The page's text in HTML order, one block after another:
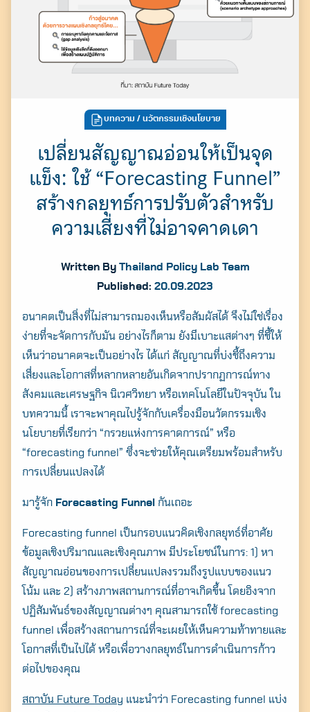
บทความ / นวัตกรรมเชิงนโยบาย
เปลี่ยนสัญญาณอ่อนให้เป็นจุด
แข็ง: ใช้ “Forecasting Funnel”
สร้างกลยุทธ์การปรับตัวสำหรับ
ความเสี่ยงที่ไม่อาจคาดเดา
Written By Thailand Policy Lab Team
Published: 20.09.2023
อนาคตเป็นสิ่งที่ไม่สามารถมองเห็นหรือสัมผัสได้ จึงไม่ใช่เรื่อง
ง่ายที่จะจัดการกับมัน อย่างไรก็ตาม ยังมีเบาะแสต่างๆ ที่ชี้ให้
เห็นว่าอนาคตจะเป็นอย่างไร ได้แก่ สัญญาณที่บ่งชี้ถึงความ
เสี่ยงและโอกาสที่หลากหลายอันเกิดจากปรากฏการณ์ทาง
สังคมและเศรษฐกิจ นิเวศวิทยา หรือเทคโนโลยีในปัจจุบัน ใน
บทความนี้ เราจะพาคุณไปรู้จักกับเครื่องมือนวัตกรรมเชิง
นโยบายที่เรียกว่า “กรวยแห่งการคาดการณ์” หรือ
“forecasting funnel” ซึ่งจะช่วยให้คุณเตรียมพร้อมสำหรับ
การเปลี่ยนแปลงได้
มารู้จัก Forecasting Funnel กันเถอะ
Forecasting funnel เป็นกรอบแนวคิดเชิงกลยุทธ์ที่อาศัย
ข้อมูลเชิงปริมาณและเชิงคุณภาพ มีประโยชน์ในการ: 1) หา
สัญญาณอ่อนของการเปลี่ยนแปลงรวมถึงรูปแบบของแนว
โน้ม และ 2) สร้างภาพสถานการณ์ที่อาจเกิดขึ้น โดยอิงจาก
ปฏิสัมพันธ์ของสัญญาณต่างๆ คุณสามารถใช้ forecasting
funnel เพื่อสร้างสถานการณ์ที่จะเผยให้เห็นความท้าทายและ
โอกาสที่เป็นไปได้ หรือเพื่อวางกลยุทธ์ในการดำเนินการก้าว
ต่อไปของคุณ
สถาบัน Future Today แนะนำว่า Forecasting funnel แบ่ง